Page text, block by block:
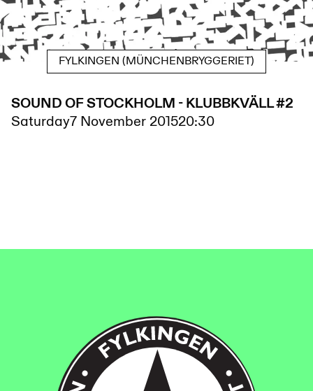
FYLKINGEN (MÜNCHENBRYGGERIET)
SOUND OF STOCKHOLM - KLUBBKVÄLL #2
Saturday7 November 201520:30